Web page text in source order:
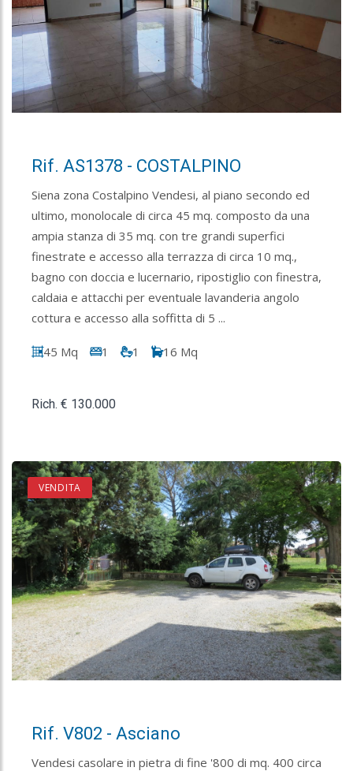
Rif. AS1378 - COSTALPINO
Siena zona Costalpino Vendesi, al piano secondo ed
ultimo, monolocale di circa 45 mq. composto da una
ampia stanza di 35 mq. con tre grandi superfici
finestrate e accesso alla terrazza di circa 10 mq.,
bagno con doccia e lucernario, ripostiglio con finestra,
caldaia e attacchi per eventuale lavanderia angolo
cottura e accesso alla soffitta di 5 ...
45 Mq 1 1 16 Mq
Rich. € 130.000
VENDITA
Rif. V802 - Asciano
Vendesi casolare in pietra di fine '800 di mq. 400 circa